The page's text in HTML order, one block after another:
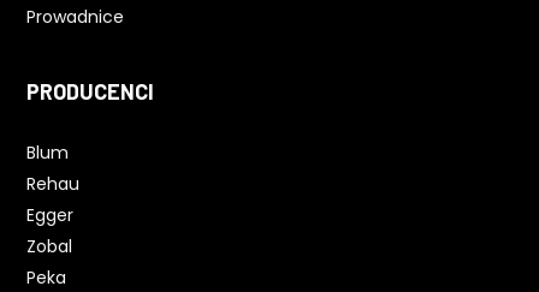
Prowadnice
PRODUCENCI
Blum
Rehau
Egger
Zobal
Peka